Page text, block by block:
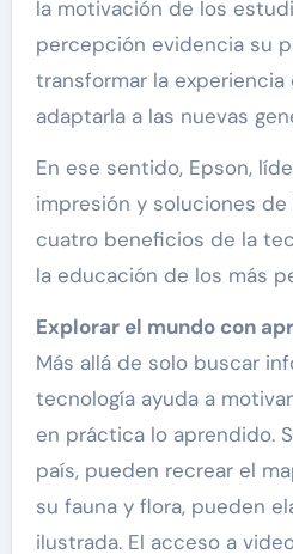
la motivación de los
percepción evidencia su
transformar la experiencia
adaptarla a las nuevas
En ese sentido, Epson,
impresión y soluciones
cuatro beneficios de la
la educación de los más
Explorar el mundo con
Más allá de solo buscar
tecnología ayuda a
en práctica lo aprendido.
país, pueden recrear el
su fauna y flora, pueden
ilustrada. El acceso a